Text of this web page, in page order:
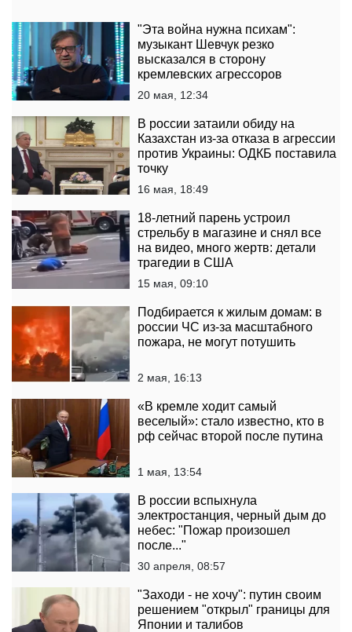
"Эта война нужна психам":
музыкант Шевчук резко
высказался в сторону
кремлевских агрессоров
20 мая, 12:34
В россии затаили обиду на
Казахстан из-за отказа в агрессии
против Украины: ОДКБ поставила
точку
16 мая, 18:49
18-летний парень устроил
стрельбу в магазине и снял все
на видео, много жертв: детали
трагедии в США
15 мая, 09:10
Подбирается к жилым домам: в
россии ЧС из-за масштабного
пожара, не могут потушить
2 мая, 16:13
«В кремле ходит самый
веселый»: стало известно, кто в
рф сейчас второй после путина
1 мая, 13:54
В россии вспыхнула
электростанция, черный дым до
небес: "Пожар произошел
после..."
30 апреля, 08:57
"Заходи - не хочу": путин своим
решением "открыл" границы для
Японии и талибов